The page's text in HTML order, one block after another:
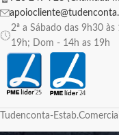
2ª a Sábado das 9h30
19h; Dom - 14h as 19h
Tudenconta-